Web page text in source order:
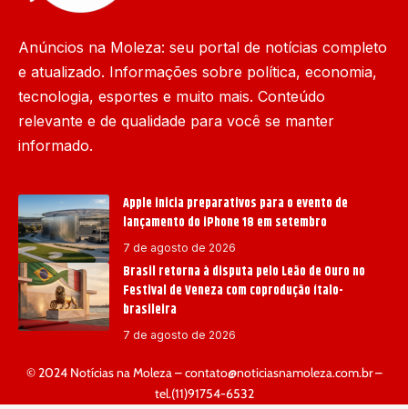
Anúncios na Moleza: seu portal de notícias completo
e atualizado. Informações sobre política, economia,
tecnologia, esportes e muito mais. Conteúdo
relevante e de qualidade para você se manter
informado.
Apple inicia preparativos para o evento de
lançamento do iPhone 18 em setembro
7 de agosto de 2026
Brasil retorna à disputa pelo Leão de Ouro no
Festival de Veneza com coprodução ítalo-
brasileira
7 de agosto de 2026
© 2024 Notícias na Moleza –contato@noticiasnamoleza.com.br–
tel.(11)91754-6532